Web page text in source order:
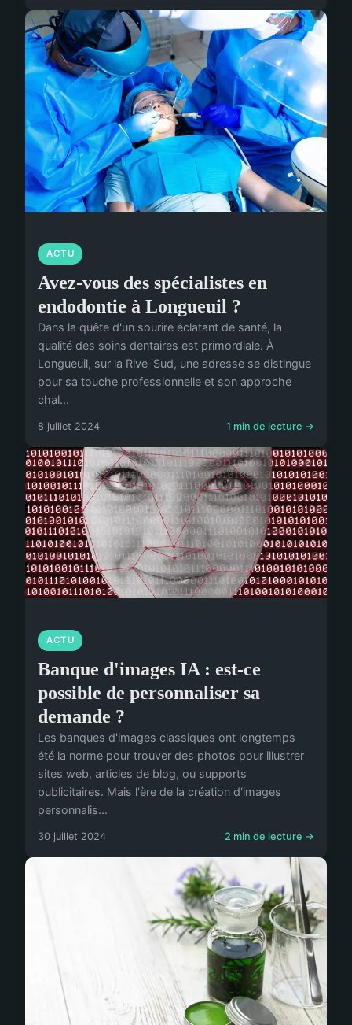
ACTU
Avez-vous des spécialistes en
endodontie à Longueuil ?
Dans la quête d'un sourire éclatant de santé, la
qualité des soins dentaires est primordiale. À
Longueuil, sur la Rive-Sud, une adresse se distingue
pour sa touche professionnelle et son approche
chal...
8 juillet 2024 1 min de lecture →
ACTU
Banque d'images IA : est-ce
possible de personnaliser sa
demande ?
Les banques d'images classiques ont longtemps
été la norme pour trouver des photos pour illustrer
sites web, articles de blog, ou supports
publicitaires. Mais l'ère de la création d'images
personnalis...
30 juillet 2024 2 min de lecture →